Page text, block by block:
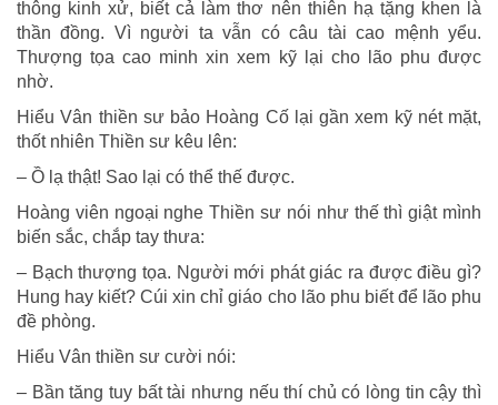
thông kinh xử, biết cả làm thơ nên thiên hạ tặng khen là
thần đồng. Vì người ta vẫn có câu tài cao mệnh yểu.
Thượng tọa cao minh xin xem kỹ lại cho lão phu được
nhờ.
Hiểu Vân thiền sư bảo Hoàng Cố lại gần xem kỹ nét mặt,
thốt nhiên Thiền sư kêu lên:
– Ồ lạ thật! Sao lại có thể thế được.
Hoàng viên ngoại nghe Thiền sư nói như thế thì giật mình
biến sắc, chắp tay thưa:
– Bạch thượng tọa. Người mới phát giác ra được điều gì?
Hung hay kiết? Cúi xin chỉ giáo cho lão phu biết để lão phu
đề phòng.
Hiểu Vân thiền sư cười nói:
– Bần tăng tuy bất tài nhưng nếu thí chủ có lòng tin cậy thì